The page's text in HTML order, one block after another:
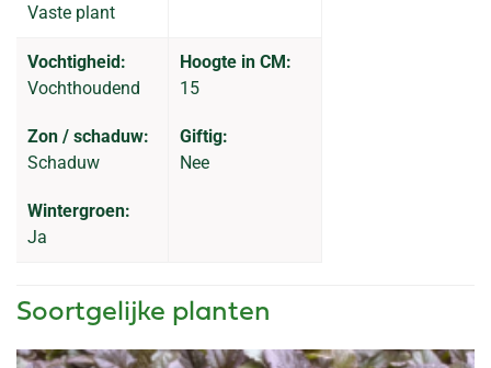
Vaste plant
Vochtigheid:
Vochthoudend
Zon / schaduw:
Schaduw
Wintergroen:
Ja
Hoogte in CM:
15
Giftig:
Nee
Soortgelijke planten